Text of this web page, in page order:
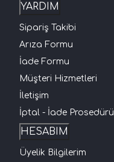
YARDIM
Sipariş Takibi
Arıza Formu
İade Formu
Müşteri Hizmetleri
İletişim
İptal - İade Prosedürü
HESABIM
Üyelik Bilgilerim